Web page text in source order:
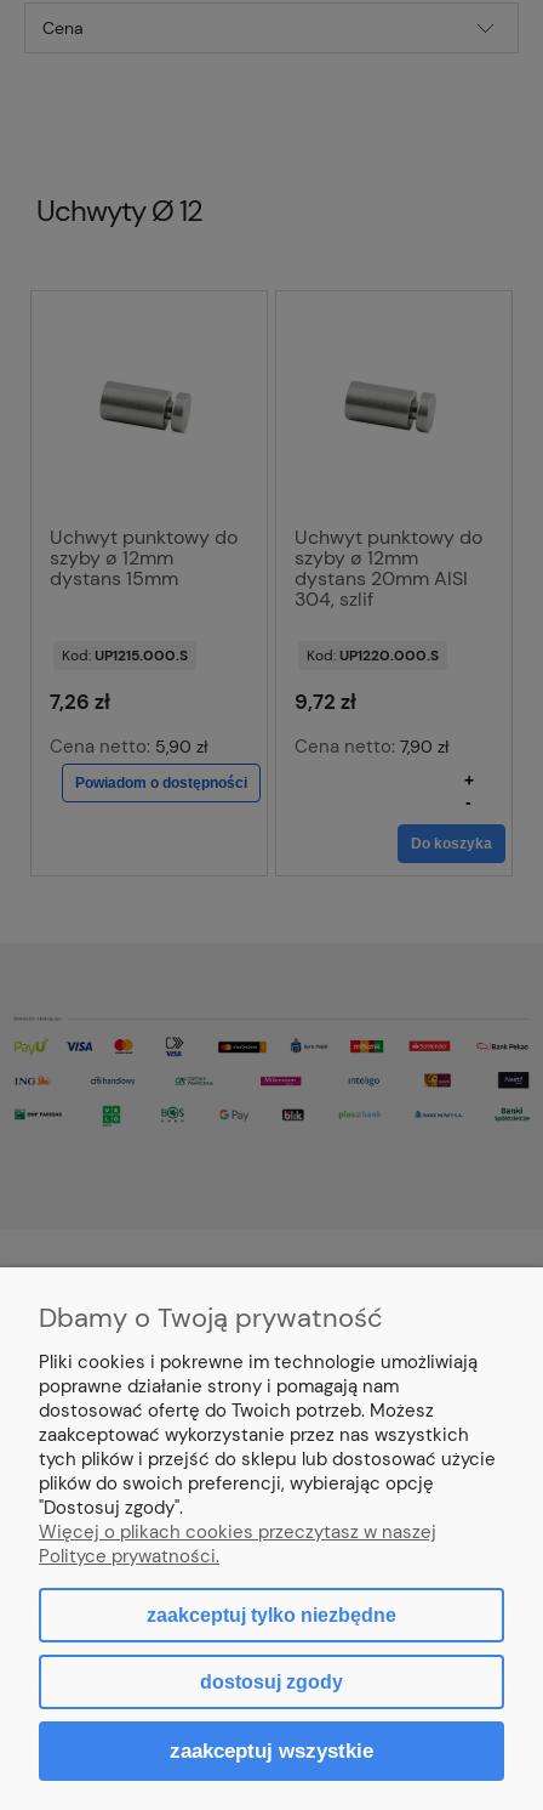
Cena
Uchwyty Ø 12
Uchwyt punktowy do
szyby ø 12mm
dystans 15mm
Kod:UP1215.000.S
7,26 zł
Cena netto: 5,90 zł
Powiadom o dostępności
Uchwyt punktowy do
szyby ø 12mm
dystans 20mm AISI
304, szlif
Kod:UP1220.000.S
9,72 zł
Cena netto: 7,90 zł
-
+
Do koszyka
MOJE KONTO
PŁATNOŚCI I DOSTAWA
INFORMACJE
O NAS
Sklep internetowy Shoper.pl
Dbamy o Twoją prywatność
Pliki cookies i pokrewne im technologie umożliwiają
poprawne działanie strony i pomagają nam
dostosować ofertę do Twoich potrzeb. Możesz
zaakceptować wykorzystanie przez nas wszystkich
tych plików i przejść do sklepu lub dostosować użycie
plików do swoich preferencji, wybierając opcję
"Dostosuj zgody".
Więcej o plikach cookies przeczytasz w naszej
Polityce prywatności.
zaakceptuj tylko niezbędne
dostosuj zgody
zaakceptuj wszystkie